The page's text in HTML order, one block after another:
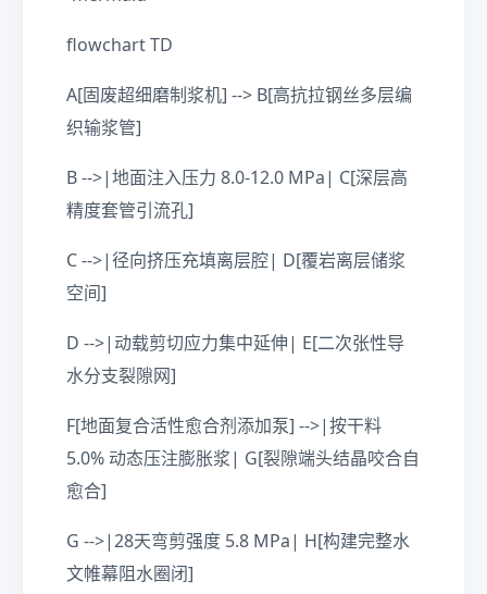
flowchart TD
A[固废超细磨制浆机] --> B[高抗拉钢丝多层编
织输浆管]
B -->|地面注入压力 8.0-12.0 MPa| C[深层高
精度套管引流孔]
C -->|径向挤压充填离层腔| D[覆岩离层储浆
空间]
D -->|动载剪切应力集中延伸| E[二次张性导
水分支裂隙网]
F[地面复合活性愈合剂添加泵] -->|按干料
5.0% 动态压注膨胀浆| G[裂隙端头结晶咬合自
愈合]
G -->|28天弯剪强度 5.8 MPa| H[构建完整水
文帷幕阻水圈闭]